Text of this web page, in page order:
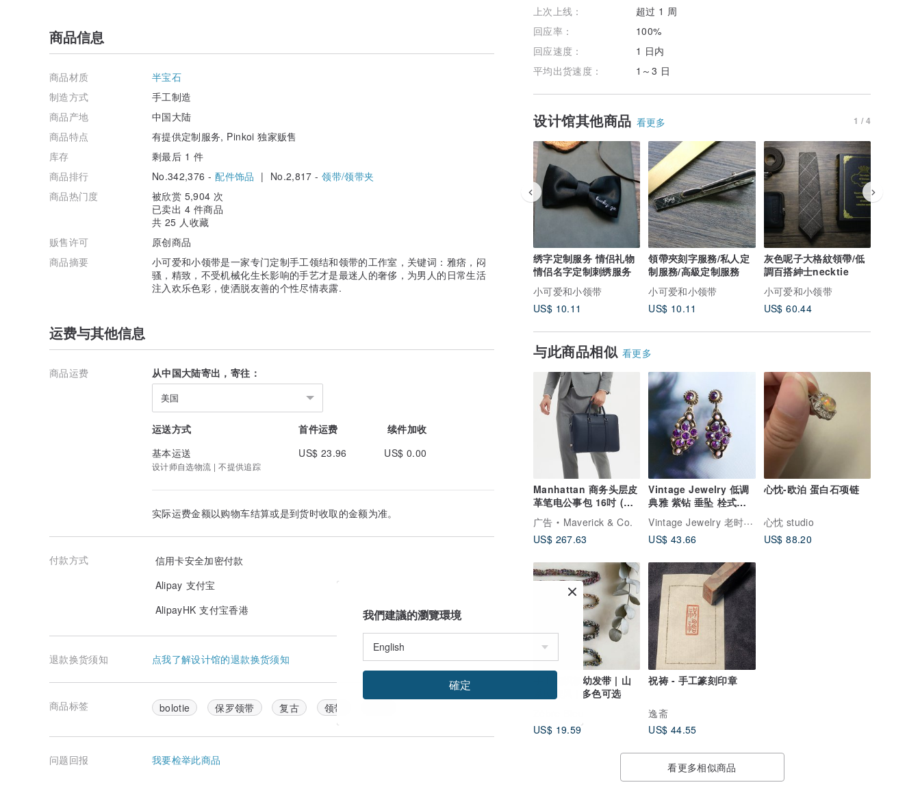
上次上线：
超过 1 周
回应率：
100%
回应速度：
1 日内
平均出货速度：
1～3 日
设计馆其他商品 看更多 1 / 4
绣字定制服务 情侣礼物
情侣名字定制刺绣服务
小可爱和小领带
US$ 10.11
領帶夾刻字服務/私人定
制服務/高級定制服務
小可爱和小领带
US$ 10.11
灰色呢子大格紋領帶/低
調百搭紳士necktie
小可爱和小领带
US$ 60.44
与此商品相似 看更多
Manhattan 商务头层皮
革笔电公事包 16吋 (全
蓝色)
广告
Maverick & Co.
US$ 267.63
Vintage Jewelry 低调
典雅 紫钻 垂坠 栓式耳
环
Vintage Jewelry 老时光角落
US$ 43.66
心忱-欧泊 蛋白石项链
心忱 studio
US$ 88.20
手工钩织极幼发带 | 山
系民族风 | 多色可选
US$ 19.59
祝祷 - 手工篆刻印章
逸斋
US$ 44.55
看更多相似商品
商品信息
商品材质
半宝石
制造方式
手工制造
商品产地
中国大陆
商品特点
有提供定制服务, Pinkoi 独家贩售
库存
剩最后 1 件
商品排行
No.342,376 -配件饰品 | No.2,817 -领带/领带夹
商品热门度
被欣赏 5,904 次
已卖出 4 件商品
共 25 人收藏
贩售许可
原创商品
商品摘要
小可爱和小领带是一家专门定制手工领结和领带的工作室，关键词：雅痞，闷
骚，精致，不受机械化生长影响的手艺才是最迷人的奢侈，为男人的日常生活
注入欢乐色彩，使洒脱友善的个性尽情表露.
运费与其他信息
商品运费 从中国大陆寄出，寄往：
美国
运送方式 首件运费
续件加收
基本运送
US$ 23.96 US$ 0.00
设计师自选物流 | 不提供追踪
实际运费金额以购物车结算或是到货时收取的金额为准。
付款方式
信用卡安全加密付款
Alipay 支付宝
AlipayHK 支付宝香港
退款换货须知 点我了解设计馆的退款换货须知
商品标签 bolotie 保罗领带 复古 领带
问题回报 我要检举此商品
我們建議的瀏覽環境
確定